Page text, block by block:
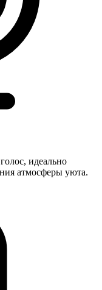
идеально
атмосферы уюта.